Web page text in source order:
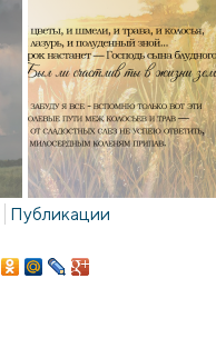
Публикации